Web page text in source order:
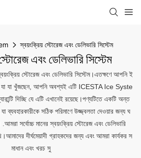
স্বয়ংক্রিয় স্টোরেজ এবং ডেলিভারি সিস্টেম
এবং ডেলিভারি সিস্টেম
স্টোরেজ এবং ডেলিভারি সিস্টেম।এতক্ষণে আপনি ই
যা যা খুঁজছেন, আপনি অবশ্যই এটি ICESTA Ice Syste
দিচ্ছি যে এটি এখানেই রয়েছে।পণ্যটিতে একটি অন্ত
ব্যবহারকারীকে সঠিক পরিমাণে উজ্জ্বলতা দেওয়ার জন্য ঘ
সর্বোচ্চ মানের স্বয়ংক্রিয় স্টোরেজ এবং ডেলিভারি
দীর্ঘমেয়াদী গ্রাহকদের জন্য এবং আমরা কার্যকর স
মাধান এবং খরচ সু